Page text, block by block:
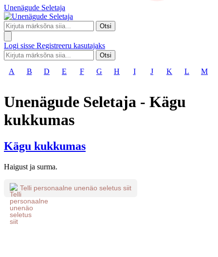
Unenägude Seletaja
Otsi
Logi sisse Registreeru kasutajaks
Otsi
A B D E F G H I J K L M
Unenägude Seletaja - Kägu
kukkumas
Kägu kukkumas
Haigust ja surma.
Telli personaalne unenäo seletus siit